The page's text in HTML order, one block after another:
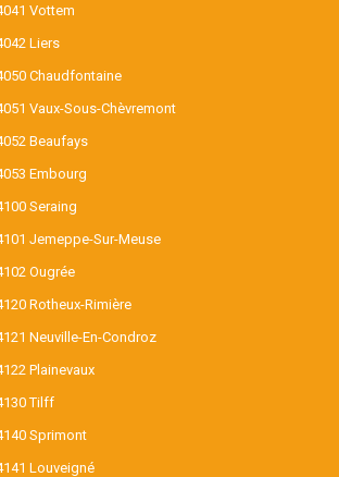
Vottem
Liers
Chaudfontaine
Vaux-Sous-Chèvremont
Beaufays
Embourg
Seraing
Jemeppe-Sur-Meuse
Ougrée
Rotheux-Rimière
Neuville-En-Condroz
Plainevaux
Tilff
Sprimont
Louveigné